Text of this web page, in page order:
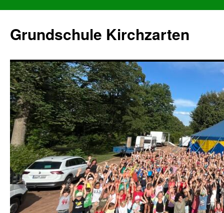
Grundschule Kirchzarten